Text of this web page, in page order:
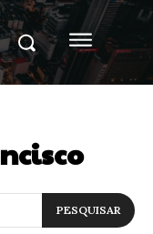
PESQUISAR